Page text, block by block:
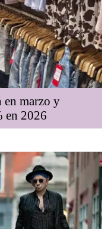
en marzo y
en 2026